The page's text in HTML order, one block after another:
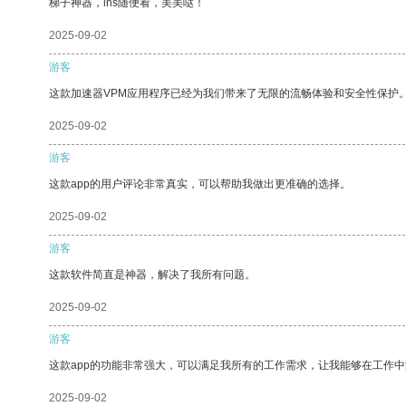
梯子神器，ins随便看，美美哒！
2025-09-02
游客
这款加速器VPM应用程序已经为我们带来了无限的流畅体验和安全性保护。
2025-09-02
游客
这款app的用户评论非常真实，可以帮助我做出更准确的选择。
2025-09-02
游客
这款软件简直是神器，解决了我所有问题。
2025-09-02
游客
这款app的功能非常强大，可以满足我所有的工作需求，让我能够在工作中
2025-09-02